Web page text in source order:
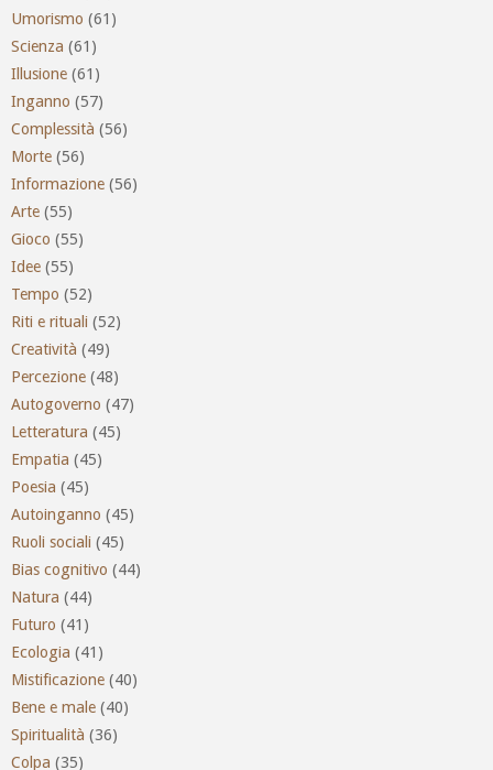
Umorismo (61)
Scienza (61)
Illusione (61)
Inganno (57)
Complessità (56)
Morte (56)
Informazione (56)
Arte (55)
Gioco (55)
Idee (55)
Tempo (52)
Riti e rituali (52)
Creatività (49)
Percezione (48)
Autogoverno (47)
Letteratura (45)
Empatia (45)
Poesia (45)
Autoinganno (45)
Ruoli sociali (45)
Bias cognitivo (44)
Natura (44)
Futuro (41)
Ecologia (41)
Mistificazione (40)
Bene e male (40)
Spiritualità (36)
Colpa (35)